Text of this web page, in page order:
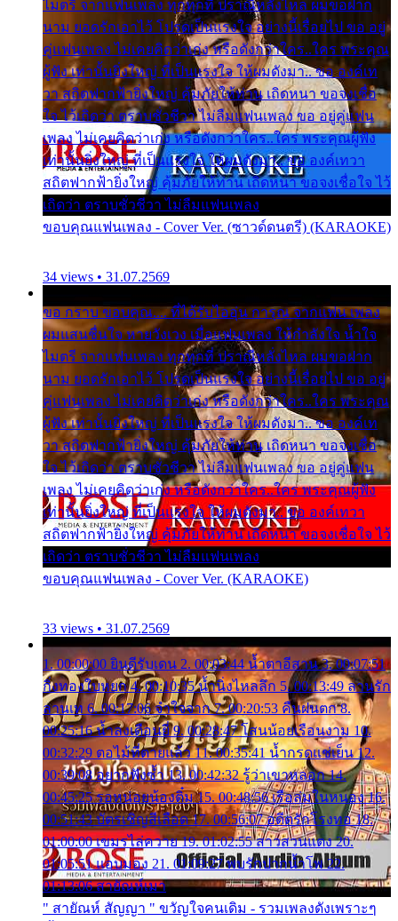
ไมตรี จากแฟนเพลง ทุกทุกที่ ปราณีหลั่งไหล ผมขอฝาก
นาม ยอดรักเอาไว้ โปรดเป็นแรงใจ อย่างนี้เรื่อยไป ขอ อยู่
คู่แฟนเพลง ไม่เคยคิดว่าเก่ง หรือดังกว่าใคร..ใคร พระคุณ
ผู้ฟัง เท่านั้นยิ่งใหญ่ ที่เป็นแรงใจ ให้ผมดังมา.. ขอ องค์เท
วา สถิตฟากฟ้ายิ่งใหญ่ คุ้มภัยให้ท่าน เถิดหนา ขอจงเชื่อ
ใจ ไว้เถิดว่า ตราบชั่วชีวา ไม่ลืมแฟนเพลง ขอ อยู่คู่แฟน
เพลง ไม่เคยคิดว่าเก่ง หรือดังกว่าใคร..ใคร พระคุณผู้ฟัง
เท่านั้นยิ่งใหญ่ ที่เป็นแรงใจ ให้ผมดังมา.. ขอ องค์เทวา
สถิตฟากฟ้ายิ่งใหญ่ คุ้มภัยให้ท่าน เถิดหนา ขอจงเชื่อใจ ไว้
เถิดว่า ตราบชั่วชีวา ไม่ลืมแฟนเพลง
ขอบคุณแฟนเพลง - Cover Ver. (ซาวด์ดนตรี) (KARAOKE)
34 views • 31.07.2569
ขอ กราบ ขอบคุณ.... ที่ได้รับไออุ่น การุณ จากแฟน เพลง
ผมแสนชื่นใจ หายวังเวง เมื่อแฟนเพลง ให้กำลังใจ น้ำใจ
ไมตรี จากแฟนเพลง ทุกทุกที่ ปราณีหลั่งไหล ผมขอฝาก
นาม ยอดรักเอาไว้ โปรดเป็นแรงใจ อย่างนี้เรื่อยไป ขอ อยู่
คู่แฟนเพลง ไม่เคยคิดว่าเก่ง หรือดังกว่าใคร..ใคร พระคุณ
ผู้ฟัง เท่านั้นยิ่งใหญ่ ที่เป็นแรงใจ ให้ผมดังมา.. ขอ องค์เท
วา สถิตฟากฟ้ายิ่งใหญ่ คุ้มภัยให้ท่าน เถิดหนา ขอจงเชื่อ
ใจ ไว้เถิดว่า ตราบชั่วชีวา ไม่ลืมแฟนเพลง ขอ อยู่คู่แฟน
เพลง ไม่เคยคิดว่าเก่ง หรือดังกว่าใคร..ใคร พระคุณผู้ฟัง
เท่านั้นยิ่งใหญ่ ที่เป็นแรงใจ ให้ผมดังมา.. ขอ องค์เทวา
สถิตฟากฟ้ายิ่งใหญ่ คุ้มภัยให้ท่าน เถิดหนา ขอจงเชื่อใจ ไว้
เถิดว่า ตราบชั่วชีวา ไม่ลืมแฟนเพลง
ขอบคุณแฟนเพลง - Cover Ver. (KARAOKE)
33 views • 31.07.2569
1. 00:00:00 ยินดีรับเดน 2. 00:03:44 น้ำตาอีสาน 3. 00:07:51
กิ่งทองใบหยก 4. 00:10:35 น้ำนิ่งไหลลึก 5. 00:13:49 ลานรัก
ลานเท 6. 00:17:06 จำใจจาก 7. 00:20:53 คืนฝนตก 8.
00:25:16 น้ำลงเดือนยี่ 9. 00:28:47 โสนน้อยเรือนงาม 10.
00:32:29 ตอไม้ที่ตายแล้ว 11. 00:35:41 น้ำกรดแช่เย็น 12.
00:39:08 อยากฟังซ้ำ 13. 00:42:32 รู้ว่าเขาหลอก 14.
00:45:25 รอหน่อยน้องติ๋ม 15. 00:48:56 เรือล่มในหนอง 16.
00:51:43 บัตรเชิญสีเลือด 17. 00:56:07 อดีตรักโรงทอ 18.
01:00:00 เขมรไล่ควาย 19. 01:02:55 สาวสวนแตง 20.
01:05:51 แอบมอง 21. 01:09:27 พบรักปากน้ำโพ 22.
01:13:06 สายัณห์เมา
" สายัณห์ สัญญา " ขวัญใจคนเดิม - รวมเพลงดังเพราะๆ